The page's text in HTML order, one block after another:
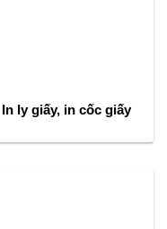
In ly giấy, in cốc giấy